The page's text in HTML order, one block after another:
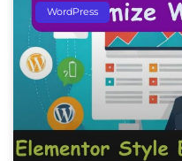
WordPress